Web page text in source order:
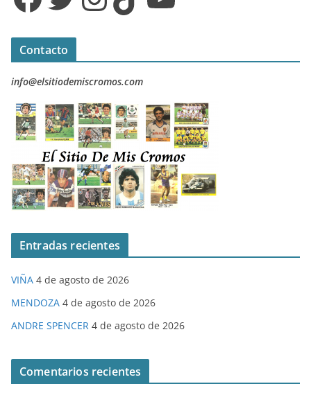
Contacto
info@elsitiodemiscromos.com
Entradas recientes
VIÑA 4 de agosto de 2026
MENDOZA 4 de agosto de 2026
ANDRE SPENCER 4 de agosto de 2026
Comentarios recientes